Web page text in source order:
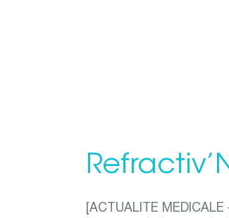
[ACTUALITE MEDICALE